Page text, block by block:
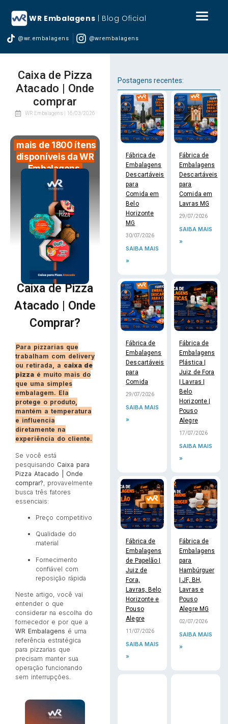
WR Embalagens | Blog Oficial
@wr.embalagens @wrembalagens
Caixa de Pizza
Atacado | Onde
comprar
WR Embalagens | 16/03/2026
mais de 1800 ítens
disponíveis da WR
Embalagens
Caixa de Pizza
Atacado | Onde
Comprar?
Para pizzarias que
trabalham com delivery
ou retirada, a caixa de
pizza é muito mais do
que uma simples
embalagem. Ela
protege o produto,
mantém a temperatura
e influencia
diretamente na
experiência do cliente.
Se você está
pesquisando Caixa para
Pizza Atacado | Onde
comprar? , provavelmente
busca três fatores
essenciais:
Preço competitivo
Qualidade do
material
Fornecimento
confiável com
reposição rápida
Neste artigo, você vai
entender o que
considerar na escolha do
fornecedor e por que a
WR Embalagens é uma
referência estratégica
para pizzarias que
precisam manter sua
operação funcionando
sem interrupções.
Postagens recentes:
Fábrica de
Embalagens
Descartáveis
para
Comida em
Belo
Horizonte
MG
30/07/2026
SAIBA MAIS
»
Fábrica de
Embalagens
Descartáveis
para
Comida em
Lavras MG
29/07/2026
SAIBA MAIS
»
Fábrica de
Embalagens
Descartáveis
para
Comida
29/07/2026
SAIBA MAIS
»
Fábrica de
Embalagens
Plástica |
Juiz de Fora
| Lavras |
Belo
Horizonte |
Pouso
Alegre
17/07/2026
SAIBA MAIS
»
Fábrica de
Embalagens
de Papelão |
Juiz de
Fora,
Lavras, Belo
Horizonte e
Pouso
Alegre
11/07/2026
SAIBA MAIS
»
Fábrica de
Embalagens
para
Hambúrguer
| JF, BH,
Lavras e
Pouso
Alegre MG
02/07/2026
SAIBA MAIS
»